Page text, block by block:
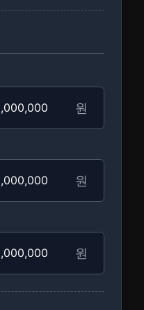
원
원
원